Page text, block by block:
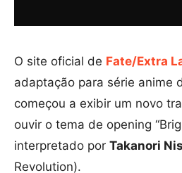
O site oficial de Fate/Extra
adaptação para série anime
começou a exibir um novo
ouvir o tema de opening
interpretado por Takanori
Revolution).